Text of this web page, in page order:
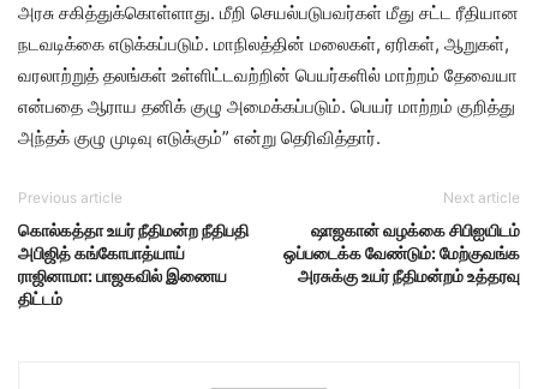
அரசு சகித்துக்கொள்ளாது. மீறி செயல்படுபவர்கள் மீது சட்ட ரீதியான
நடவடிக்கை எடுக்கப்படும். மாநிலத்தின் மலைகள், ஏரிகள், ஆறுகள்,
வரலாற்றுத் தலங்கள் உள்ளிட்டவற்றின் பெயர்களில் மாற்றம் தேவையா
என்பதை ஆராய தனிக் குழு அமைக்கப்படும். பெயர் மாற்றம் குறித்து
அந்தக் குழு முடிவு எடுக்கும்” என்று தெரிவித்தார்.
Previous article
கொல்கத்தா உயர் நீதிமன்ற நீதிபதி
அபிஜித் கங்கோபாத்யாய்
ராஜினாமா: பாஜகவில் இணைய
திட்டம்
Next article
ஷாஜகான் வழக்கை சிபிஐயிடம்
ஒப்படைக்க வேண்டும்: மேற்குவங்க
அரசுக்கு உயர் நீதிமன்றம் உத்தரவு